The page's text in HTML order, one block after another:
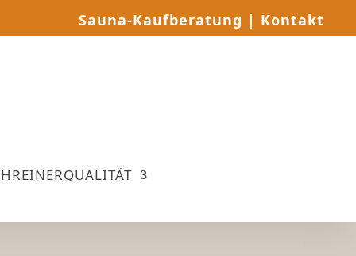
Sauna-Kaufberatung | Kontakt